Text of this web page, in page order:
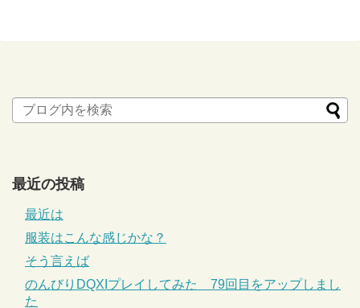
最近の投稿
最近は
服装はこんな感じかな？
そう言えば
のんびりDQXIプレイしてみた 79回目をアップしまし
た